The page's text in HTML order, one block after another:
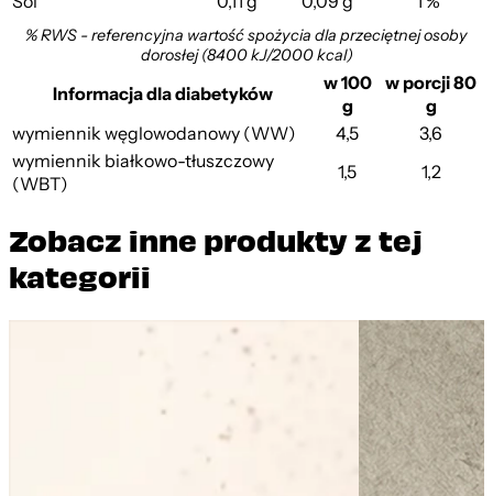
% RWS - referencyjna wartość spożycia dla przeciętnej osoby
dorosłej (8400 kJ/2000 kcal)
Informacja dla diabetyków
w 100
g
w porcji 80
g
wymiennik węglowodanowy (WW)
4,5
3,6
wymiennik białkowo-tłuszczowy
(WBT)
1,5 1,2
Zobacz inne produkty z tej
kategorii